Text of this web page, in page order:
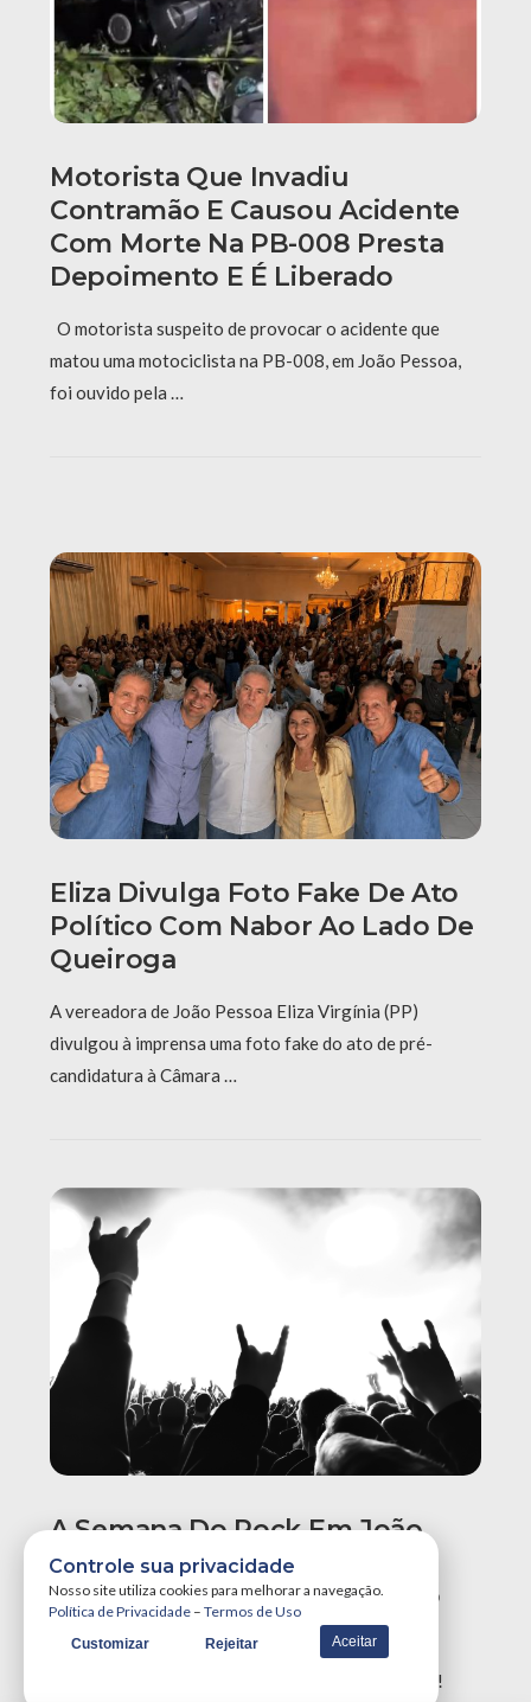
Motorista Que Invadiu
Contramão E Causou Acidente
Com Morte Na PB-008 Presta
Depoimento E É Liberado
O motorista suspeito de provocar o acidente que
matou uma motociclista na PB-008, em João Pessoa,
foi ouvido pela …
Eliza Divulga Foto Fake De Ato
Político Com Nabor Ao Lado De
Queiroga
A vereadora de João Pessoa Eliza Virgínia (PP)
divulgou à imprensa uma foto fake do ato de pré-
candidatura à Câmara …
A Semana Do Rock Em João
Pessoa Promete Um Dos
Maiores Finais De Semana Do
A Semana do Rock em João Pessoa tá destruidora!
Controle sua privacidade
Nosso site utiliza cookies para melhorar a navegação.
Política de Privacidade – Termos de Uso
Customizar Rejeitar Aceitar